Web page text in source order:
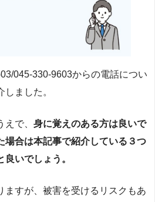
045-330-9603からの電話につい
ました。
で、 身に覚えのある方は良いで
場合は本記事で紹介している３つ
いでしょう。
ますが、被害を受けるリスクもあ